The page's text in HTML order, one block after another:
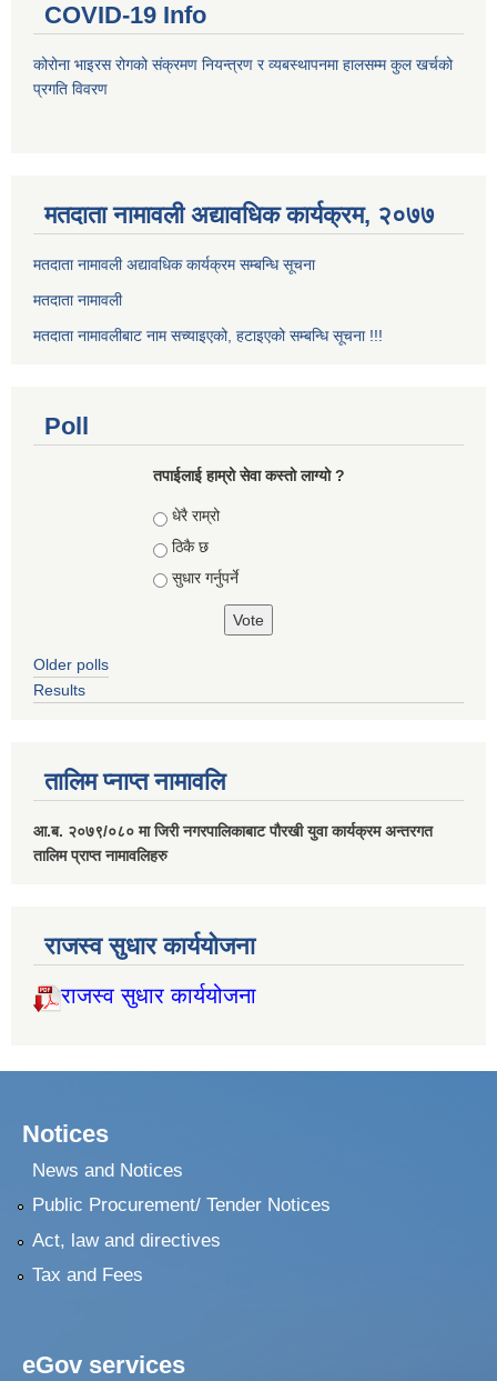
COVID-19 Info
कोरोना भाइरस रोगको संक्रमण नियन्त्रण र व्यबस्थापनमा हालसम्म कुल खर्चको
प्रगति विवरण
मतदाता नामावली अद्यावधिक कार्यक्रम, २०७७
मतदाता नामावली अद्यावधिक कार्यक्रम सम्बन्धि सूचना
मतदाता नामावली
मतदाता नामावलीबाट नाम सच्याइएको, हटाइएको सम्बन्धि सूचना !!!
Poll
तपाईलाई हाम्रो सेवा कस्तो लाग्यो ?
Choices
धेरै राम्रो
ठिकै छ
सुधार गर्नुपर्ने
Older polls
Results
तालिम प्नाप्त नामावलि
आ.ब. २०७९/०८० मा जिरी नगरपालिकाबाट पौरखी युवा कार्यक्रम अन्तरगत
तालिम प्राप्त नामावलिहरु
राजस्व सुधार कार्ययोजना
राजस्व सुधार कार्ययोजना
Notices
News and Notices
Public Procurement/ Tender Notices
Act, law and directives
Tax and Fees
eGov services